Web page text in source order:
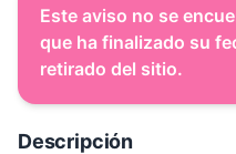
Este aviso no se
que ha finalizado su
retirado del sitio.
Descripción